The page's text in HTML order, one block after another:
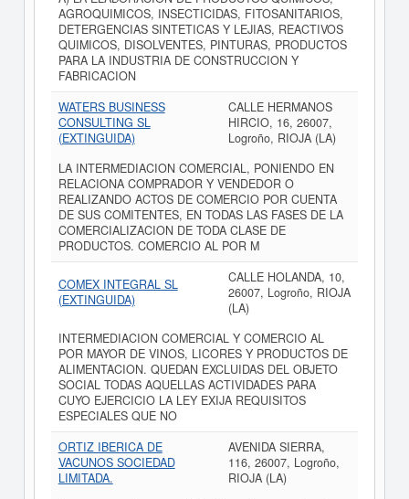
AGROQUIMICOS, INSECTICIDAS, FITOSANITARIOS,
DETERGENCIAS SINTETICAS Y LEJIAS, REACTIVOS
QUIMICOS, DISOLVENTES, PINTURAS, PRODUCTOS
PARA LA INDUSTRIA DE CONSTRUCCION Y
FABRICACION
WATERS BUSINESS
CONSULTING SL
(EXTINGUIDA)
CALLE HERMANOS
HIRCIO, 16, 26007,
Logroño, RIOJA (LA)
LA INTERMEDIACION COMERCIAL, PONIENDO EN
RELACIONA COMPRADOR Y VENDEDOR O
REALIZANDO ACTOS DE COMERCIO POR CUENTA
DE SUS COMITENTES, EN TODAS LAS FASES DE LA
COMERCIALIZACION DE TODA CLASE DE
PRODUCTOS. COMERCIO AL POR M
COMEX INTEGRAL SL
(EXTINGUIDA)
CALLE HOLANDA, 10,
26007, Logroño, RIOJA
(LA)
INTERMEDIACION COMERCIAL Y COMERCIO AL
POR MAYOR DE VINOS, LICORES Y PRODUCTOS DE
ALIMENTACION. QUEDAN EXCLUIDAS DEL OBJETO
SOCIAL TODAS AQUELLAS ACTIVIDADES PARA
CUYO EJERCICIO LA LEY EXIJA REQUISITOS
ESPECIALES QUE NO
ORTIZ IBERICA DE
VACUNOS SOCIEDAD
LIMITADA.
AVENIDA SIERRA,
116, 26007, Logroño,
RIOJA (LA)